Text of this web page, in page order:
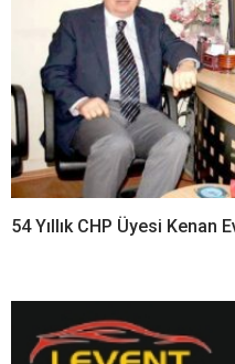
54 Yıllık CHP Üyesi Kenan